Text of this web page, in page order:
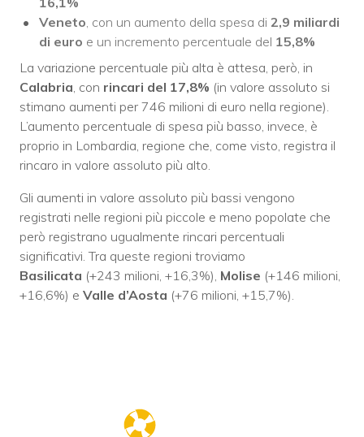
Veneto , con un aumento della spesa di 2,9 miliardi
di euro e un incremento percentuale del 15,8%
La variazione percentuale più alta è attesa, però, in
Calabria , con rincari del 17,8% (in valore assoluto si
stimano aumenti per 746 milioni di euro nella regione).
L’aumento percentuale di spesa più basso, invece, è
proprio in Lombardia, regione che, come visto, registra il
rincaro in valore assoluto più alto.
Gli aumenti in valore assoluto più bassi vengono
registrati nelle regioni più piccole e meno popolate che
però registrano ugualmente rincari percentuali
significativi. Tra queste regioni troviamo
Basilicata (+243 milioni, +16,3%), Molise (+146 milioni,
+16,6%) e Valle d’Aosta (+76 milioni, +15,7%).